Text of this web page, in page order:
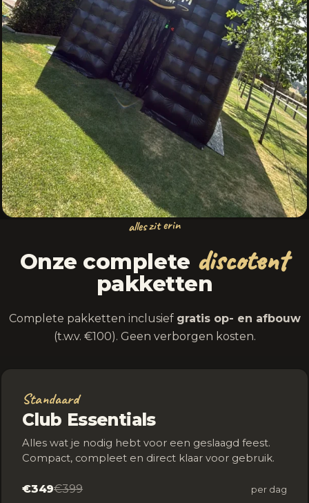
alles zit erin
Onze complete discotent
pakketten
Complete pakketten inclusief gratis op- en afbouw
(t.w.v. €100). Geen verborgen kosten.
Standaard
Club Essentials
Alles wat je nodig hebt voor een geslaagd feest.
Compact, compleet en direct klaar voor gebruik.
€349€399 per dag